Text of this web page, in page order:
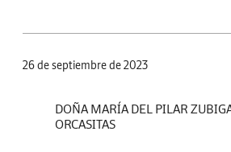
26 de septiembre de 2023
DOÑA MARÍA DEL PILAR
ORCASITAS